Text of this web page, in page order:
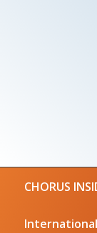
CHORUS